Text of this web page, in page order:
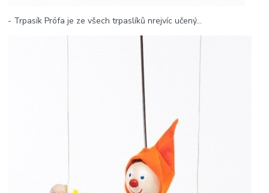
- Trpasík Prófa je ze všech trpaslíků nrejvíc učený...